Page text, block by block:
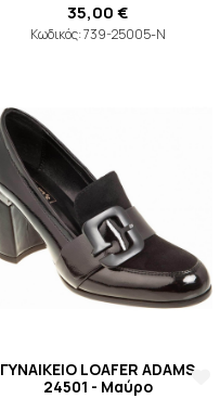
35,00 €
Κωδικός: 739-25005-N
ΓΥΝΑΙΚΕΙΟ LOAFER ADAMS
24501 - Μαύρο